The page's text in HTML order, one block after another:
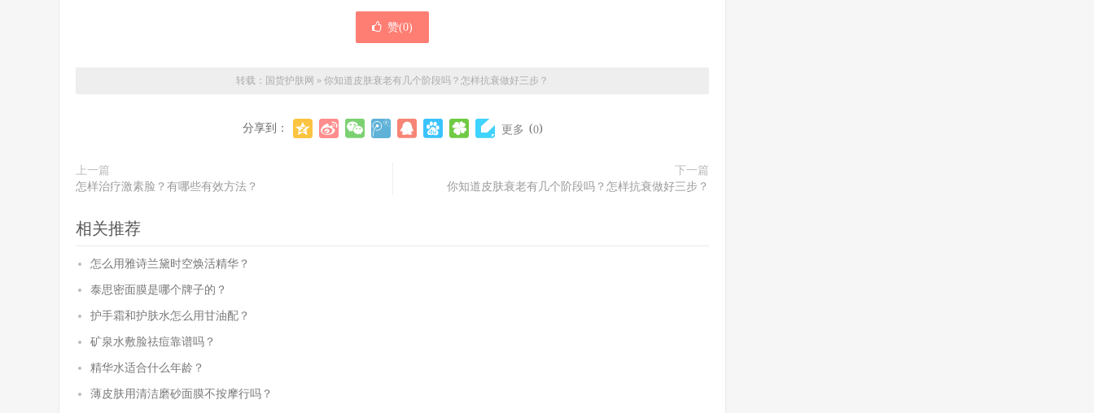
赞(0)
转载： 国货护肤网 » 你知道皮肤衰老有几个阶段吗？怎样抗衰做好三步？
分享到： 更多 (0)
上一篇
怎样治疗激素脸？有哪些有效方法？
下一篇
你知道皮肤衰老有几个阶段吗？怎样抗衰做好三步？
相关推荐
怎么用雅诗兰黛时空焕活精华？
泰思密面膜是哪个牌子的？
护手霜和护肤水怎么用甘油配？
矿泉水敷脸祛痘靠谱吗？
精华水适合什么年龄？
薄皮肤用清洁磨砂面膜不按摩行吗？